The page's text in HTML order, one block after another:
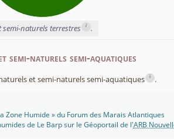
semi-naturels terrestres i .
naturels semi-aquatiques
et semi-naturels semi-aquatiques i .
Zone Humide » du Forum des Marais Atlantiques
de Le Barp sur le Géoportail de l'ARB